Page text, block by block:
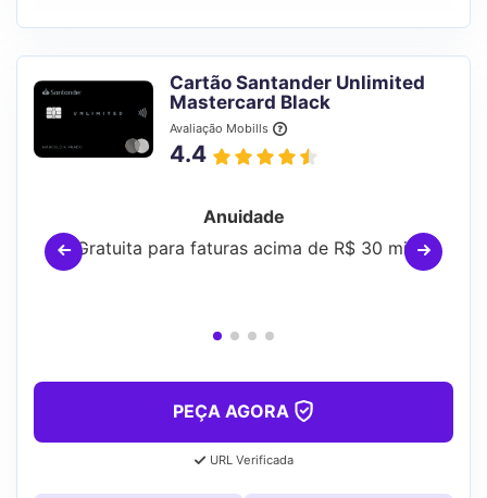
Cartão Santander Unlimited
Mastercard Black
Avaliação Mobills
4.4
Anuidade
Gratuita para faturas acima de R$ 30 mil
PEÇA AGORA
URL Verificada